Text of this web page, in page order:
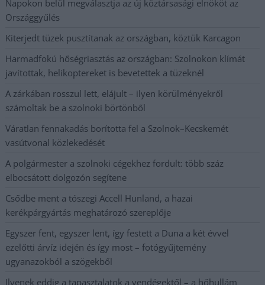
Napokon belül megválasztja az új köztársasági elnököt az
Országgyűlés
Kiterjedt tüzek pusztítanak az országban, köztük Karcagon
Harmadfokú hőségriasztás az országban: Szolnokon klímát
javítottak, helikoptereket is bevetettek a tüzeknél
A zárkában rosszul lett, elájult – ilyen körülményekről
számoltak be a szolnoki börtönből
Váratlan fennakadás borította fel a Szolnok–Kecskemét
vasútvonal közlekedését
A polgármester a szolnoki cégekhez fordult: több száz
elbocsátott dolgozón segítene
Csődbe ment a tószegi Accell Hunland, a hazai
kerékpárgyártás meghatározó szereplője
Egyszer fent, egyszer lent, így festett a Duna a két évvel
ezelőtti árvíz idején és így most – fotógyűjtemény
ugyanazokból a szögekből
Ilyenek eddig a tapasztalatok a vendégektől – a hőhullám